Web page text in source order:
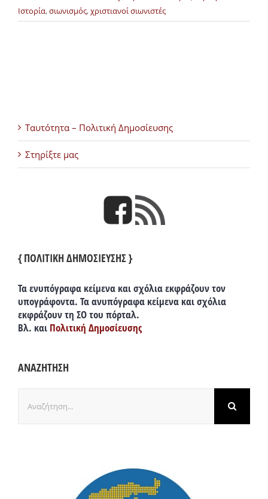
Ιστορία,σιωνισμός,χριστιανοί σιωνιστές
Ταυτότητα – Πολιτική Δημοσίευσης
Στηρίξτε μας
{ ΠΟΛΙΤΙΚΗ ΔΗΜΟΣΙΕΥΣΗΣ }
Τα ενυπόγραφα κείμενα και σχόλια εκφράζουν τον
υπογράφοντα. Τα ανυπόγραφα κείμενα και σχόλια
εκφράζουν τη ΣΟ του πόρταλ.
Βλ. και Πολιτική Δημοσίευσης
ΑΝΑΖΗΤΗΣΗ
για: